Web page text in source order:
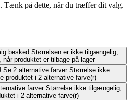
Tænk på dette, når du træffer dit valg.
besked Størrelsen er ikke tilgængelig,
når produktet er tilbage på lager
Se 2 alternative farver Størrelse ikke
produktet i 2 alternative farve(r)
farver Størrelse ikke tilgængelig,
i 2 alternative farve(r)